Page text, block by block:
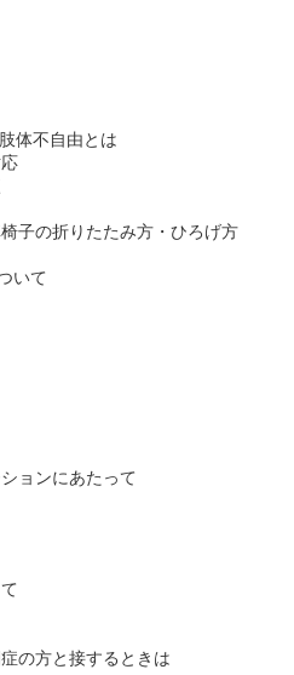
体不自由とは
子の折りたたみ方・ひろげ方
いて
ョンにあたって
の方と接するときは